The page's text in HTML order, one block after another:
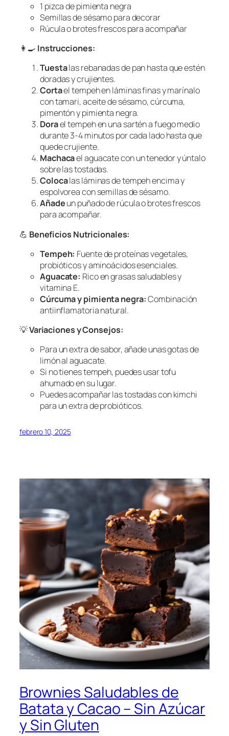
1 pizca de pimienta negra
Semillas de sésamo para decorar
Rúcula o brotes frescos para acompañar
👩‍🍳Instrucciones:
Tuestalas rebanadas de pan hasta que estén
doradas y crujientes.
Cortael tempeh en láminas finas y marínalo
con tamari, aceite de sésamo, cúrcuma,
pimentón y pimienta negra.
Dorael tempeh en una sartén a fuego medio
durante 3-4 minutos por cada lado hasta que
quede crujiente.
Machacael aguacate con un tenedor y úntalo
sobre las tostadas.
Colocalas láminas de tempeh encima y
espolvorea con semillas de sésamo.
Añadeun puñado de rúcula o brotes frescos
para acompañar.
💪 Beneficios Nutricionales:
Tempeh: Fuente de proteínas vegetales,
probióticos y aminoácidos esenciales.
Aguacate: Rico en grasas saludables y
vitamina E.
Cúrcuma y pimienta negra:Combinación
antiinflamatoria natural.
💡Variaciones y Consejos:
Para un extra de sabor, añade unas gotas de
limón al aguacate.
Si no tienes tempeh, puedes usar tofu
ahumado en su lugar.
Puedes acompañar las tostadas con kimchi
para un extra de probióticos.
febrero 10, 2025
Brownies Saludables de
Batata y Cacao – Sin Azúcar
y Sin Gluten